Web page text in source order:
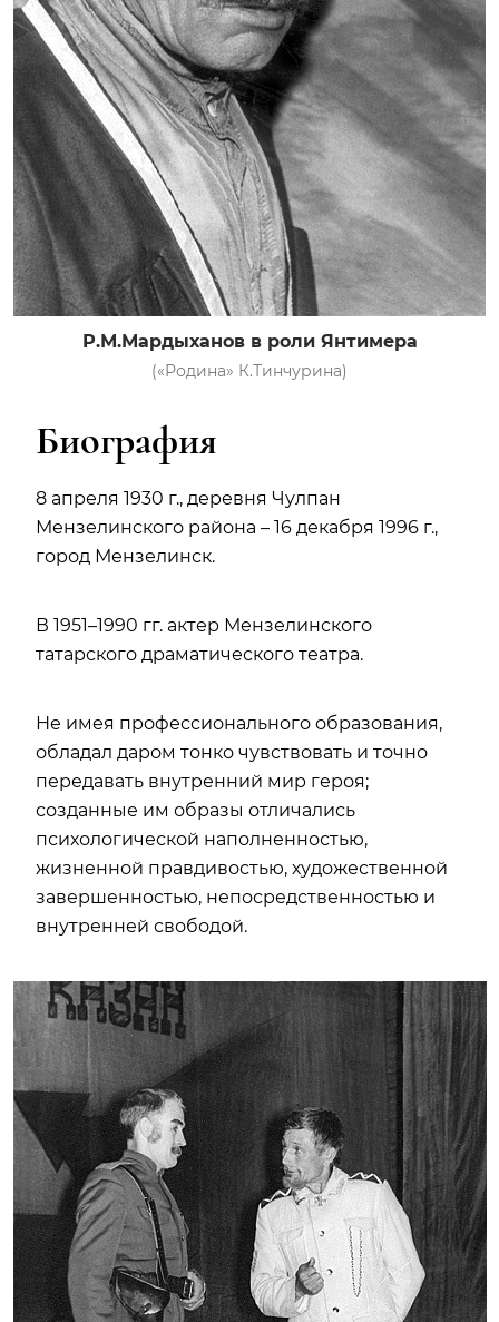
Р.М.Мардыханов в роли Янтимера
(«Родина» К.Тинчурина)
Биография
8 апреля 1930 г., деревня Чулпан
Мензелинского района – 16 декабря 1996 г.,
город Мензелинск.
В 1951–1990 гг. актер Мензелинского
татарского драматического театра.
Не имея профессионального образования,
обладал даром тонко чувствовать и точно
передавать внутренний мир героя;
созданные им образы отличались
психологической наполненностью,
жизненной правдивостью, художественной
завершенностью, непосредственностью и
внутренней свободой.